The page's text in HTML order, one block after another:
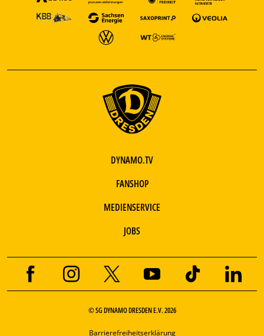
DYNAMO.TV
FANSHOP
MEDIENSERVICE
JOBS
© SG DYNAMO DRESDEN E.V. 2026
Barrierefreiheitserklärung